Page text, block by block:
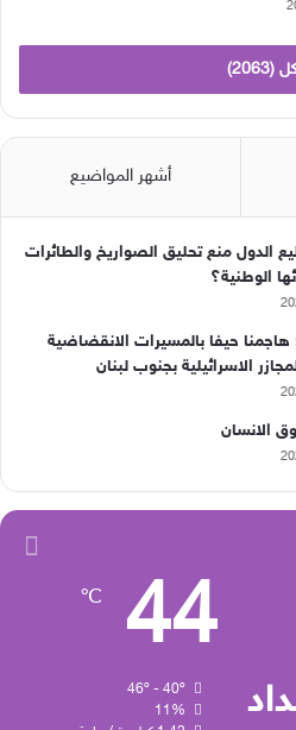
(2063)
أشهر المواضيع
الدول منع تحليق الصواريخ والطائرات
الوطنية؟
هاجمنا حيفا بالمسيرات الانقضاضية
الاسرائيلية بجنوب لبنان
الانسان
44
℃
46º - 40º
11%